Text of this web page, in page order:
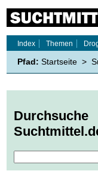
Index
Themen
Pfad: Startseite >
Durchsuche